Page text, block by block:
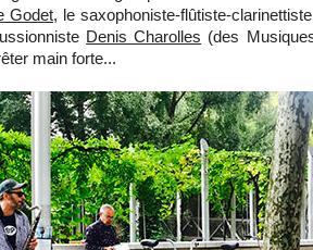
Godet, le saxophoniste-flûtiste-
Denis Charolles (des
main forte...